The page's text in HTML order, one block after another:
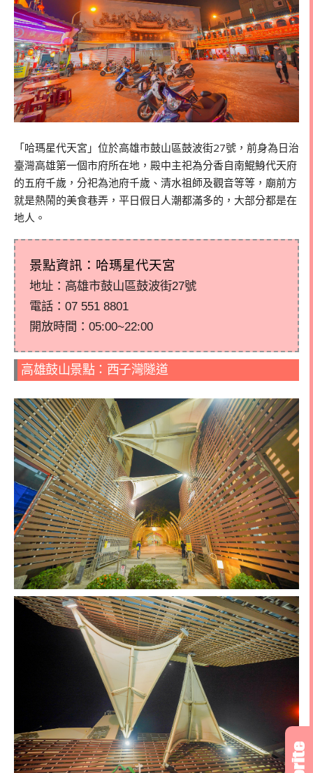
「哈瑪星代天宮 」位於高雄市鼓山區鼓波街27號，前身為日治
臺灣高雄第一個市府所在地，殿中主祀為分香自南鯤鯓代天府
的五府千歲，分祀為池府千歲、清水祖師及觀音等等，廟前方
就是熱鬧的美食巷弄，平日假日人潮都滿多的，大部分都是在
地人。
景點資訊： 哈瑪星代天宮
地址：高雄市鼓山區鼓波街27號
電話： 07 551 8801
開放時間：05:00~22:00
高雄鼓山景點：西子灣隧道